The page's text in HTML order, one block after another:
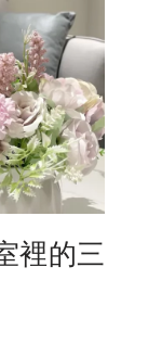
裡的三